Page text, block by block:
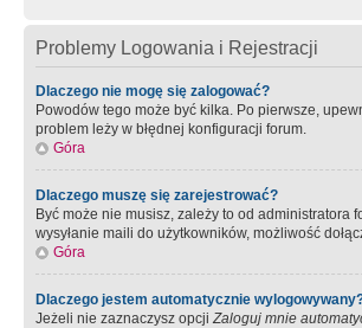
Problemy Logowania i Rejestracji
Dlaczego nie mogę się zalogować?
Powodów tego może być kilka. Po pierwsze,
problem leży w błędnej konfiguracji forum.
Góra
Dlaczego muszę się zarejestrować?
Być może nie musisz, zależy to od
wysyłanie maili do użytkowników, możliwość
Góra
Dlaczego jestem automatycznie
Jeżeli nie zaznaczysz opcjiZaloguj mnie